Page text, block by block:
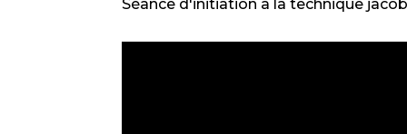
Séance d'initiation à la technique